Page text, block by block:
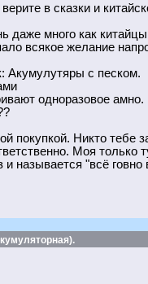
в сказки и
даже много как
всякое желание
Акумулутяры с песком.
одноразовое амно.
покупкой. Никто тебе
Моя
и называется "всё